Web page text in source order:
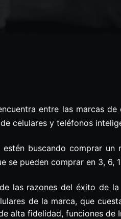
entre las marcas
celulares y teléfonos
estén buscando comprar
se pueden comprar en 3, 6,
las razones del éxito de
de la marca, que
alta fidelidad, funciones